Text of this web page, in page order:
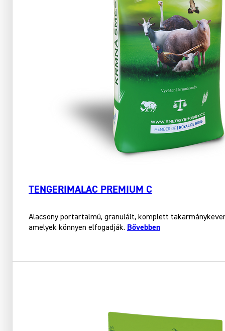
TENGERIMALAC PREMIUM C
Alacsony portartalmú, granulált, komplett
amelyek könnyen elfogadják. Bővebben